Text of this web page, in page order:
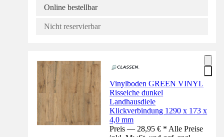
Online bestellbar
Nicht reservierbar
Vinylboden GREEN VINYL
Risseiche dunkel
Landhausdiele
Klickverbindung 1290 x 173 x
4,0 mm
Preis — 28,95 € * Alle Preise